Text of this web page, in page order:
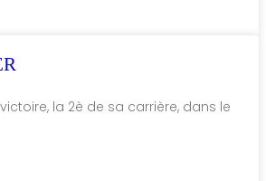
victoire, la 2è de sa carrière, dans le